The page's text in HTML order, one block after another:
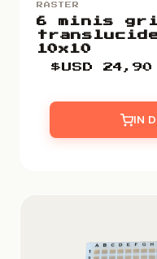
RASTER
6 minis
10x10
$USD24,90
IN